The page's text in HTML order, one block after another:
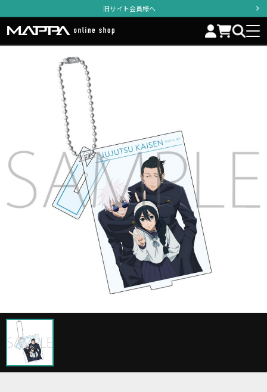
旧サイト会員様へ